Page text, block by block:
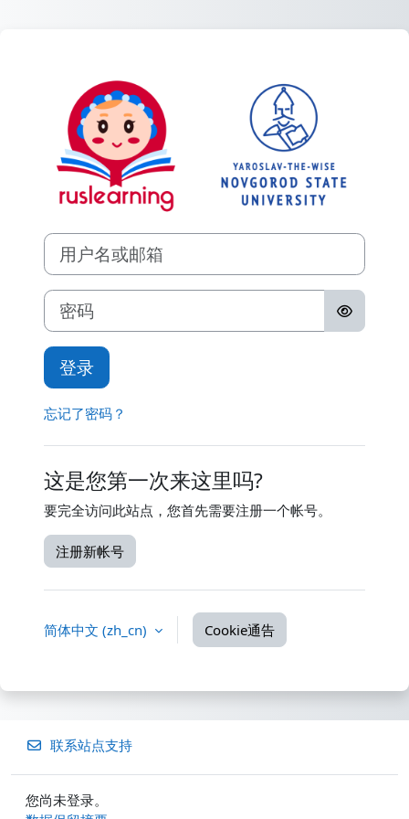
登录ruslearning
直接跳到建立新帐号
用户名或邮箱
密码
登录
忘记了密码？
这是您第一次来这里吗?
要完全访问此站点，您首先需要注册一个帐号。
注册新帐号
简体中文 ‎(zh_cn)‎ Cookie通告
联系站点支持
您尚未登录。